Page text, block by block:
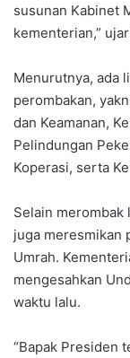
susunan Kabinet
kementerian,”
Menurutnya, ada
perombakan,
dan Keamanan,
Pelindungan
Koperasi, serta
Selain merombak
juga meresmikan
Umrah.
mengesahkan
waktu lalu.
“Bapak Presiden